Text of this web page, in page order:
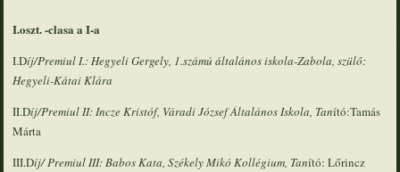
I.oszt. -clasa a I-a
I.Díj/Premiul I.: Hegyeli Gergely, 1.számú általános iskola-Zabola, szülő:
Hegyeli-Kátai Klára
II.Díj/Premiul II: Incze Kristóf, Váradi József Általános Iskola, Tanító:Tamás
Márta
III.Díj/ Premiul III: Babos Kata, Székely Mikó Kollégium, Tanító: Lőrincz